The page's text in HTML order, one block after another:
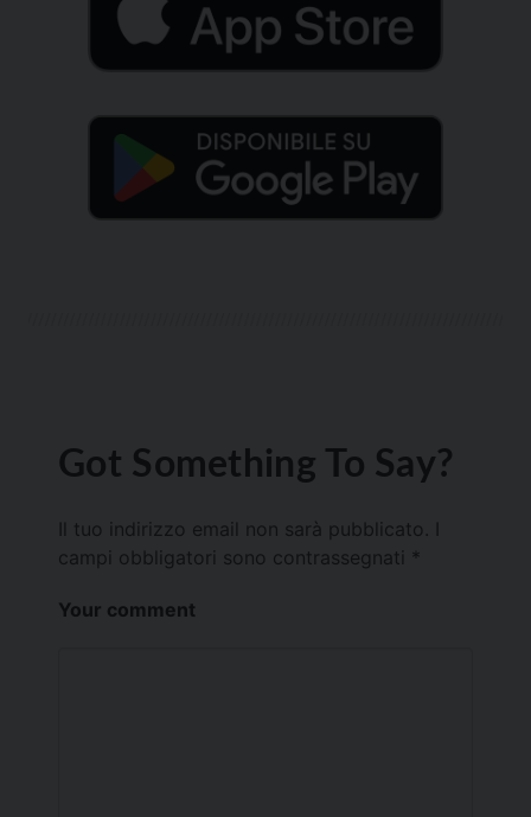
Got Something To Say?
Il tuo indirizzo email non sarà pubblicato.
campi obbligatori sono contrassegnati *
Your comment